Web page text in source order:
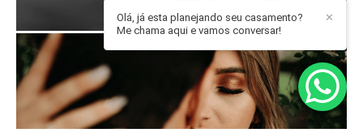
✕
Olá, já esta planejando seu casamento?
Me chama aqui e vamos conversar!